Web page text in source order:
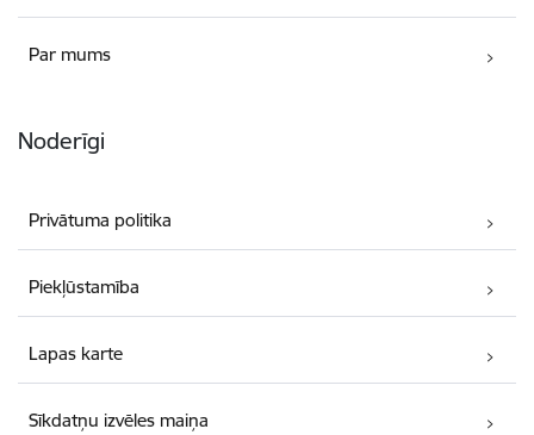
Par mums
Noderīgi
Privātuma politika
Piekļūstamība
Lapas karte
Sīkdatņu izvēles maiņa